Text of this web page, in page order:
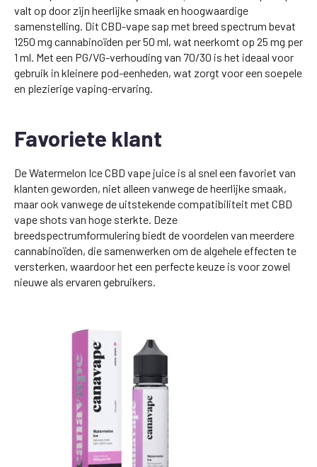
valt op door zijn heerlijke smaak en hoogwaardige
samenstelling. Dit CBD-vape sap met breed spectrum bevat
1250 mg cannabinoïden per 50 ml, wat neerkomt op 25 mg per
1 ml. Met een PG/VG-verhouding van 70/30 is het ideaal voor
gebruik in kleinere pod-eenheden, wat zorgt voor een soepele
en plezierige vaping-ervaring.
Favoriete klant
De Watermelon Ice CBD vape juice is al snel een favoriet van
klanten geworden, niet alleen vanwege de heerlijke smaak,
maar ook vanwege de uitstekende compatibiliteit met CBD
vape shots van hoge sterkte. Deze
breedspectrumformulering biedt de voordelen van meerdere
cannabinoïden, die samenwerken om de algehele effecten te
versterken, waardoor het een perfecte keuze is voor zowel
nieuwe als ervaren gebruikers.